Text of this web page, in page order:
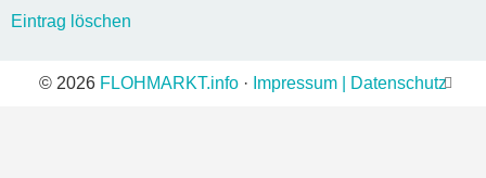
AGB`s
ABSENDEN
Eintrag löschen
© 2026 FLOHMARKT.info · Impressum | Datenschutz